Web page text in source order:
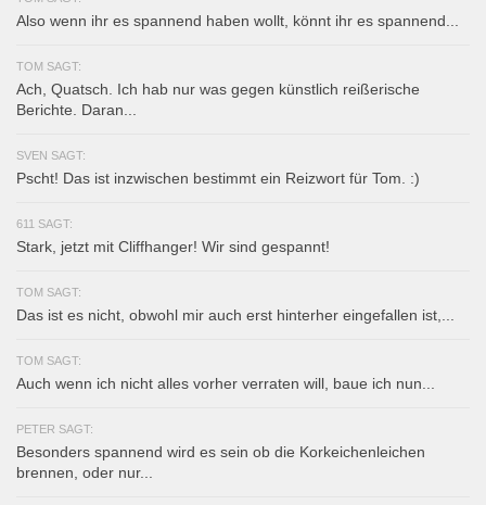
Also wenn ihr es spannend haben wollt, könnt ihr es spannend...
TOM SAGT:
Ach, Quatsch. Ich hab nur was gegen künstlich reißerische
Berichte. Daran...
SVEN SAGT:
Pscht! Das ist inzwischen bestimmt ein Reizwort für Tom. :)
611 SAGT:
Stark, jetzt mit Cliffhanger! Wir sind gespannt!
TOM SAGT:
Das ist es nicht, obwohl mir auch erst hinterher eingefallen ist,...
TOM SAGT:
Auch wenn ich nicht alles vorher verraten will, baue ich nun...
PETER SAGT:
Besonders spannend wird es sein ob die Korkeichenleichen
brennen, oder nur...